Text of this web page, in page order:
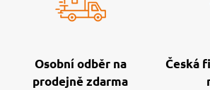
Osobní odběr na
prodejně zdarma
Česká